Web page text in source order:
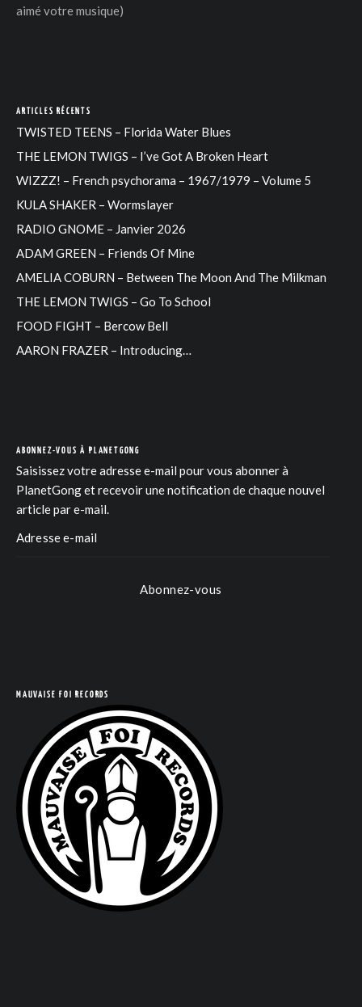
aimé votre musique)
ARTICLES RÉCENTS
TWISTED TEENS – Florida Water Blues
THE LEMON TWIGS – I’ve Got A Broken Heart
WIZZZ! – French psychorama – 1967/1979 – Volume 5
KULA SHAKER – Wormslayer
RADIO GNOME – Janvier 2026
ADAM GREEN – Friends Of Mine
AMELIA COBURN – Between The Moon And The Milkman
THE LEMON TWIGS – Go To School
FOOD FIGHT – Bercow Bell
AARON FRAZER – Introducing…
ABONNEZ-VOUS À PLANETGONG
Saisissez votre adresse e-mail pour vous abonner à
PlanetGong et recevoir une notification de chaque nouvel
article par e-mail.
Abonnez-vous
MAUVAISE FOI RECORDS